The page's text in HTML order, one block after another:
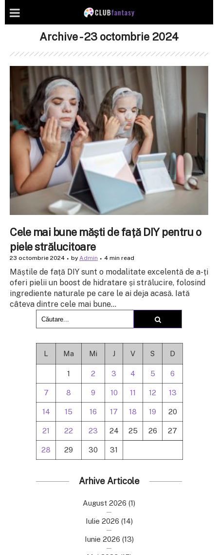
Archive - 23 octombrie 2024
Cele mai bune măști de față DIY pentru o
piele strălucitoare
23 octombrie 2024 by Admin 4 min read
Măștile de față DIY sunt o modalitate excelentă de a-ți
oferi pielii un boost de hidratare și strălucire, folosind
ingrediente naturale pe care le ai deja acasă. Iată
câteva dintre cele mai bune...
L Ma Mi J V S D
1 2 3 4 5 6
7 8 9 10 11 12 13
14 15 16 17 18 19 20
21 22 23 24 25 26 27
28 29 30 31
Arhive Articole
August 2026 (1)
Iulie 2026 (14)
Iunie 2026 (13)